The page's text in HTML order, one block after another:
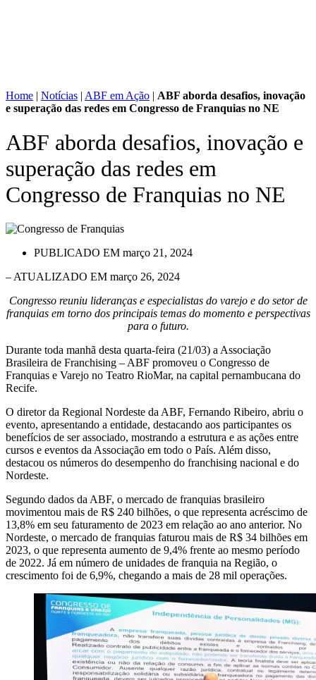
Home | Notícias | ABF em Ação | ABF aborda desafios, inovação
e superação das redes em Congresso de Franquias no NE
ABF aborda desafios, inovação e
superação das redes em
Congresso de Franquias no NE
PUBLICADO EM março 21, 2024
– ATUALIZADO EM março 26, 2024
Congresso reuniu lideranças e especialistas do varejo e do setor de
franquias em torno dos principais temas do momento e perspectivas
para o futuro.
Durante toda manhã desta quarta-feira (21/03) a Associação
Brasileira de Franchising – ABF promoveu o Congresso de
Franquias e Varejo no Teatro RioMar, na capital pernambucana do
Recife.
O diretor da Regional Nordeste da ABF, Fernando Ribeiro, abriu o
evento, apresentando a entidade, destacando aos participantes os
benefícios de ser associado, mostrando a estrutura e as ações entre
cursos e eventos da Associação em todo o País. Além disso,
destacou os números do desempenho do franchising nacional e do
Nordeste.
Segundo dados da ABF, o mercado de franquias brasileiro
movimentou mais de R$ 240 bilhões, o que representa acréscimo de
13,8% em seu faturamento de 2023 em relação ao ano anterior. No
Nordeste, o mercado de franquias faturou mais de R$ 34 bilhões em
2023, o que representa aumento de 9,4% frente ao mesmo período
de 2022. Já em número de unidades de franquia na Região, o
crescimento foi de 6,9%, chegando a mais de 28 mil operações.